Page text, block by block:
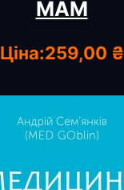
МАМ
Ціна:259,00 ₴